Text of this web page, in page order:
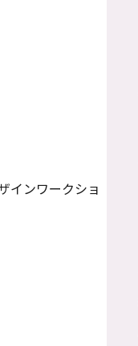
インワークショ